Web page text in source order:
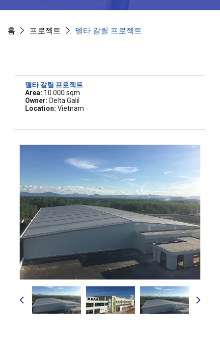
홈 프로젝트 델타 갈릴 프로젝트
델타 갈릴 프로젝트
Area: 10.000 sqm
Owner: Delta Galil
Location: Vietnam